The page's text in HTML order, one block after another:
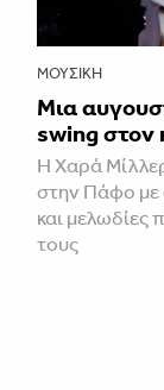
ΜΟΥΣΙΚΉ
Μια
swing στον
Η Χαρά
στην Πάφο με
και μελωδίες
τους